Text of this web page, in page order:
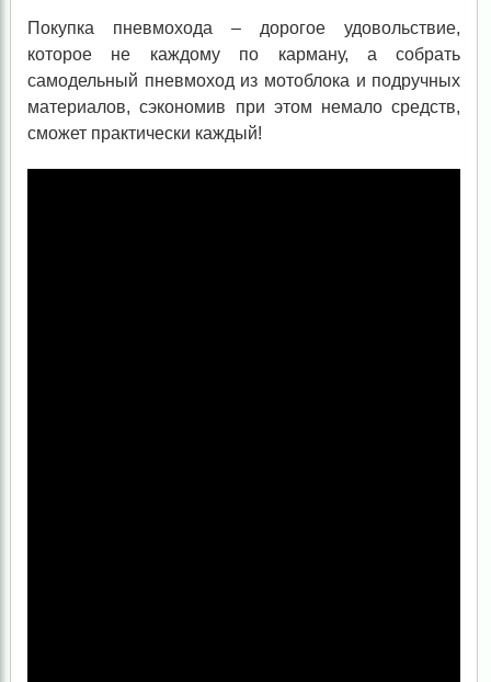
Покупка пневмохода – дорогое удовольствие,
которое не каждому по карману, а собрать
самодельный пневмоход из мотоблока и подручных
материалов, сэкономив при этом немало средств,
сможет практически каждый!